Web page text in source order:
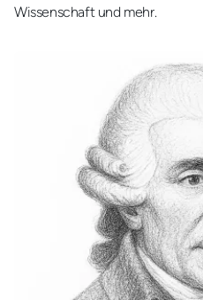
Wissenschaft und mehr.